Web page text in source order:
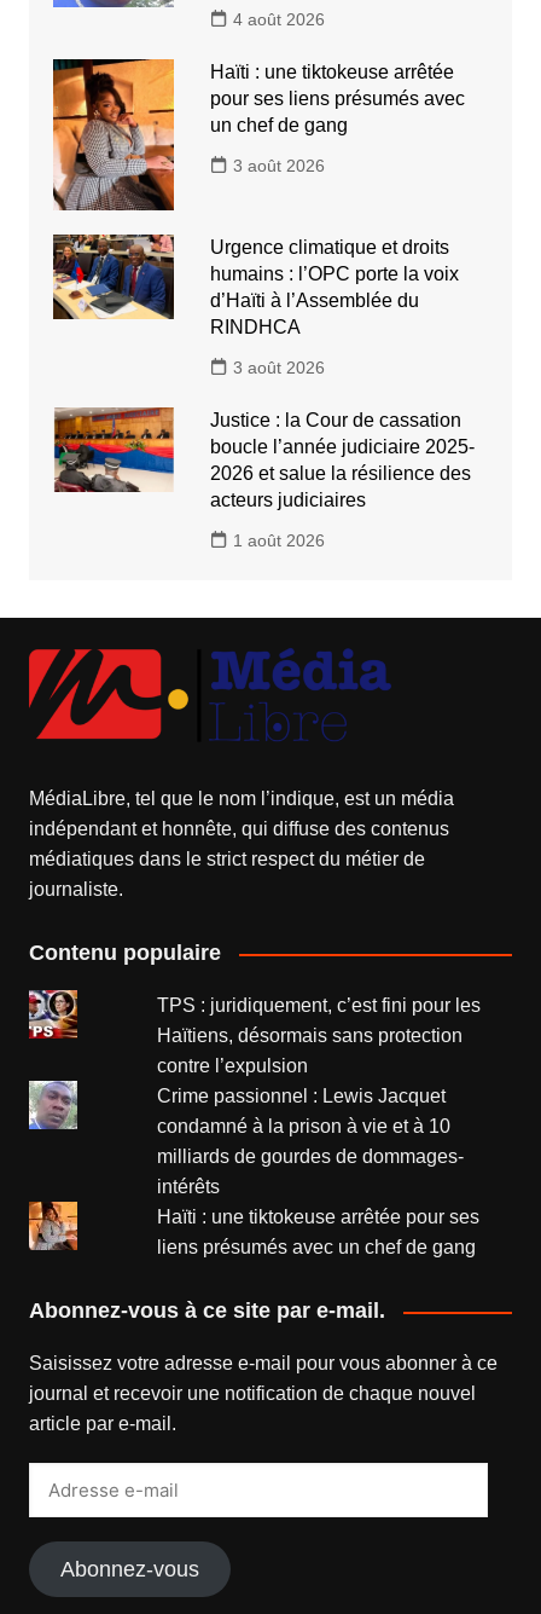
4 août 2026
Haïti : une tiktokeuse arrêtée
pour ses liens présumés avec
un chef de gang
3 août 2026
Urgence climatique et droits
humains : l’OPC porte la voix
d’Haïti à l’Assemblée du
RINDHCA
3 août 2026
Justice : la Cour de cassation
boucle l’année judiciaire 2025-
2026 et salue la résilience des
acteurs judiciaires
1 août 2026
MédiaLibre, tel que le nom l’indique, est un média
indépendant et honnête, qui diffuse des contenus
médiatiques dans le strict respect du métier de
journaliste.
Contenu populaire
TPS : juridiquement, c’est fini pour les
Haïtiens, désormais sans protection
contre l’expulsion
Crime passionnel : Lewis Jacquet
condamné à la prison à vie et à 10
milliards de gourdes de dommages-
intérêts
Haïti : une tiktokeuse arrêtée pour ses
liens présumés avec un chef de gang
Abonnez-vous à ce site par e-mail.
Saisissez votre adresse e-mail pour vous abonner à ce
journal et recevoir une notification de chaque nouvel
article par e-mail.
Abonnez-vous